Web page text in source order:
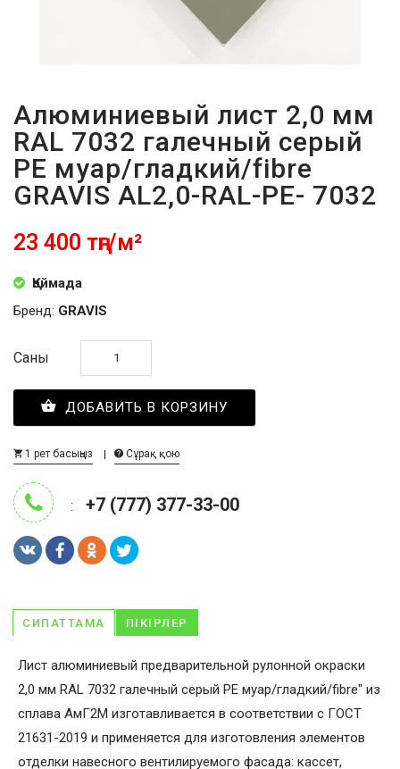
Алюминиевый лист 2,0 мм
RAL 7032 галечный серый
PE муар/гладкий/fibre
GRAVIS AL2,0-RAL-PE- 7032
23 400 тңг/м²
Қоймада
Бренд: GRAVIS
Саны
ДОБАВИТЬ В КОРЗИНУ
1 рет басыңыз Сұрақ қою
: +7 (777) 377-33-00
СИПАТТАМА ПІКІРЛЕР
Лист алюминиевый предварительной рулонной окраски
2,0 мм RAL 7032 галечный серый PE муар/гладкий/fibre" из
сплава АмГ2М изготавливается в соответствии с ГОСТ
21631-2019 и применяется для изготовления элементов
отделки навесного вентилируемого фасада: кассет,